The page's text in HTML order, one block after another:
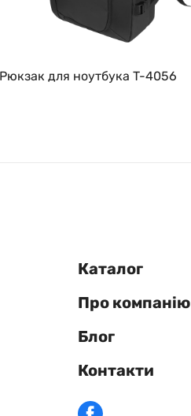
Рюкзак для ноутбука T-4056
Каталог
Про компанію
Блог
Контакти